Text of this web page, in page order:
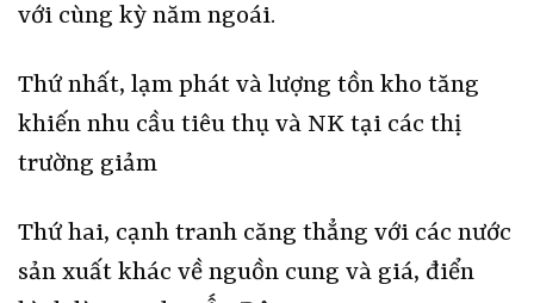
với cùng kỳ năm ngoái.
Thứ nhất, lạm phát và lượng tồn kho tăng
khiến nhu cầu tiêu thụ và NK tại các thị
trường giảm
Thứ hai, cạnh tranh căng thẳng với các nước
sản xuất khác về nguồn cung và giá, điển